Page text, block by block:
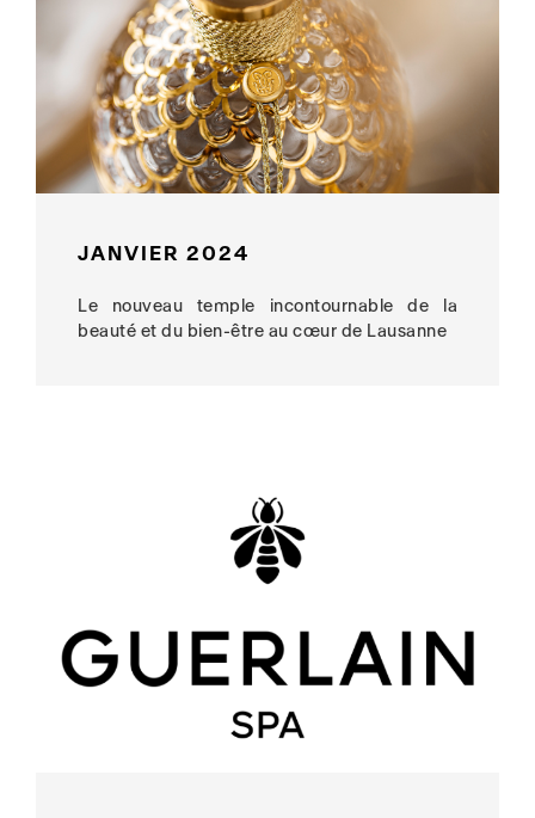
JANVIER 2024
Le nouveau temple incontournable de la
beauté et du bien-être au cœur de Lausanne